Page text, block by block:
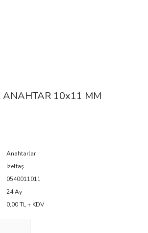
ANAHTAR 10x11 MM
Anahtarlar
İzeltaş
0540011011
24 Ay
0,00 TL + KDV